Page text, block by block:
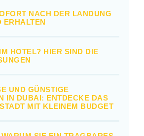
NACH DER LANDUNG
ERHALTEN
HOTEL? HIER SIND DIE
UND GÜNSTIGE
IN DUBAI: ENTDECKE DAS
MIT KLEINEM BUDGET